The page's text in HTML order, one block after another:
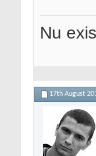
Nu
17th August